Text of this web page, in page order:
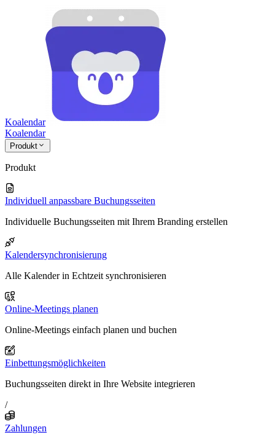
Koalendar
Koalendar
Produkt
Produkt
Individuell anpassbare Buchungsseiten
Individuelle Buchungsseiten mit Ihrem Branding erstellen
Kalendersynchronisierung
Alle Kalender in Echtzeit synchronisieren
Online-Meetings planen
Online-Meetings einfach planen und buchen
Einbettungsmöglichkeiten
Buchungsseiten direkt in Ihre Website integrieren
/
Zahlungen